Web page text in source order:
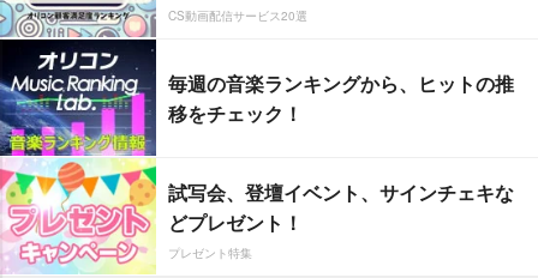
CS動画配信サービス20選
毎週の音楽ランキングから、ヒットの推
移をチェック！
試写会、登壇イベント、サインチェキな
どプレゼント！
プレゼント特集